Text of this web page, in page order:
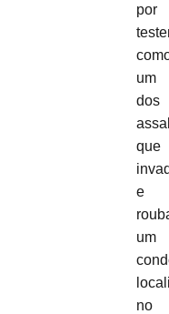
por
um
dos
que
e
um
no